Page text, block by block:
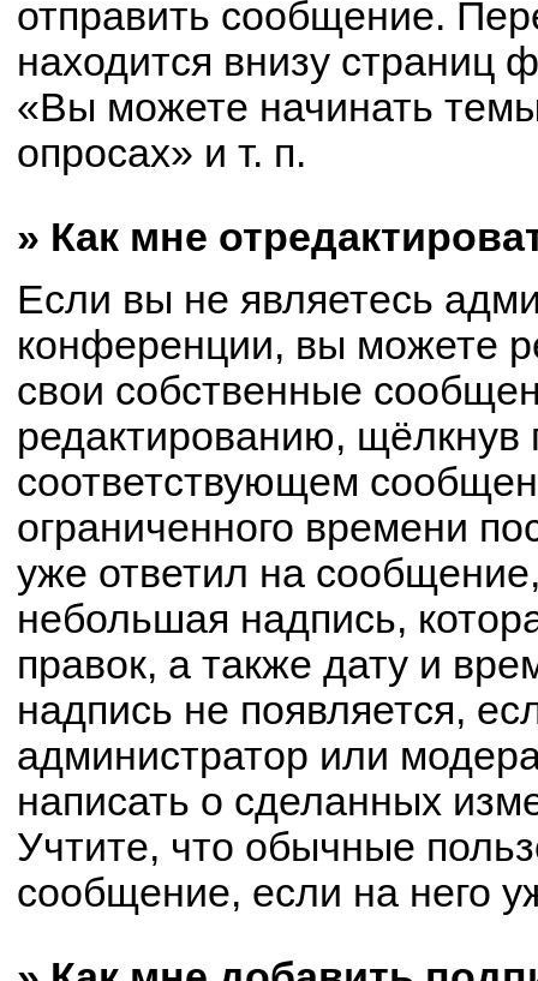
отправить сообщение.
находится внизу
«Вы можете начинать
опросах» и т. п.
» Как мне
Если вы не являетесь
конференции, вы можете
свои собственные
редактированию, щёлкнув
соответствующем
ограниченного времени
уже ответил на
небольшая надпись,
правок, а также дату и
надпись не появляется,
администратор или
написать о сделанных
Учтите, что обычные
сообщение, если на него